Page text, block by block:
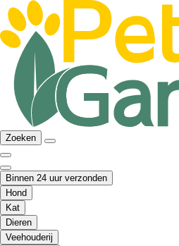
Zoeken
Binnen 24 uur verzonden
Hond
Kat
Dieren
Veehouderij